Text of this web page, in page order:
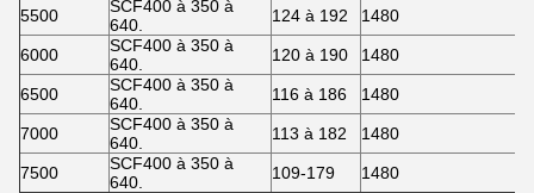
5500
SCF400 à 350 à
640.
124 à 192 1480
6000
SCF400 à 350 à
640.
120 à 190 1480
6500
SCF400 à 350 à
640.
116 à 186 1480
7000
SCF400 à 350 à
640.
113 à 182 1480
7500
SCF400 à 350 à
640.
109-179 1480